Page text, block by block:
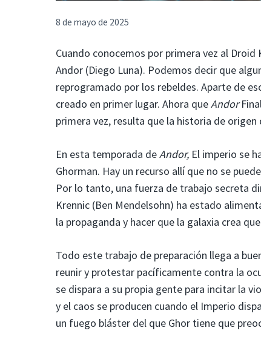
8 de mayo de 2025
Cuando conocemos por primera vez al Droid
Andor (Diego Luna). Podemos decir que
reprogramado por los rebeldes. Aparte de
creado en primer lugar. Ahora queAndor
primera vez, resulta que la historia de
En esta temporada deAndor, El imperio se
Ghorman. Hay un recurso allí que no se
Por lo tanto, una fuerza de trabajo secreta
Krennic (Ben Mendelsohn) ha estado
la propaganda y hacer que la galaxia crea
Todo este trabajo de preparación llega a
reunir y protestar pacíficamente contra la
se dispara a su propia gente para incitar la
y el caos se producen cuando el Imperio
un fuego bláster del que Ghor tiene que